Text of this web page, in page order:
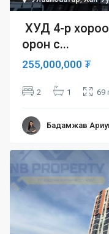
ХУД 4-р хороо,
орон с...
255,000,000 ₮
2 1 69
Бадамжав